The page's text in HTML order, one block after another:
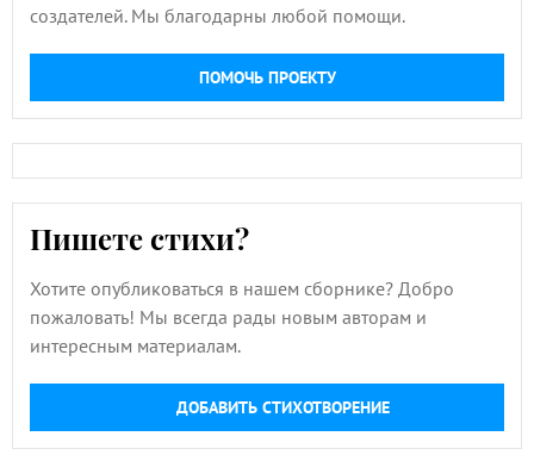
создателей. Мы благодарны любой помощи.
ПОМОЧЬ ПРОЕКТУ
Пишете стихи?
Хотите опубликоваться в нашем сборнике? Добро
пожаловать! Мы всегда рады новым авторам и
интересным материалам.
ДОБАВИТЬ СТИХОТВОРЕНИЕ